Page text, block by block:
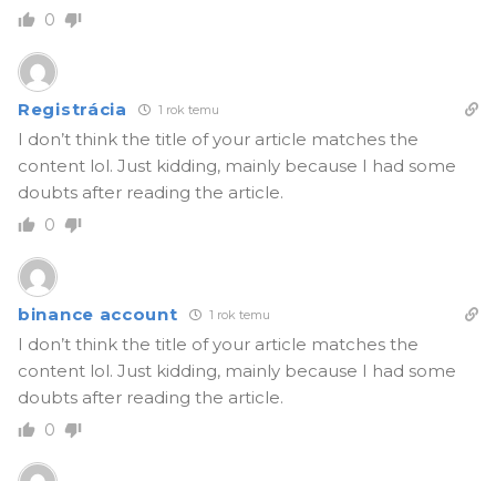
0
Registrácia 1 rok temu
I don’t think the title of your article matches the
content lol. Just kidding, mainly because I had some
doubts after reading the article.
0
binance account 1 rok temu
I don’t think the title of your article matches the
content lol. Just kidding, mainly because I had some
doubts after reading the article.
0